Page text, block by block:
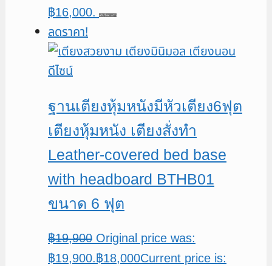
฿16,000.
หยิบใส่ตะกร้า
ลดราคา!
ฐานเตียงหุ้มหนังมีหัวเตียง6ฟุต
เตียงหุ้มหนัง เตียงสั่งทำ
Leather-covered bed base
with headboard BTHB01
ขนาด 6 ฟุต
฿19,900 Original price was:
฿19,900.฿18,000Current price is: